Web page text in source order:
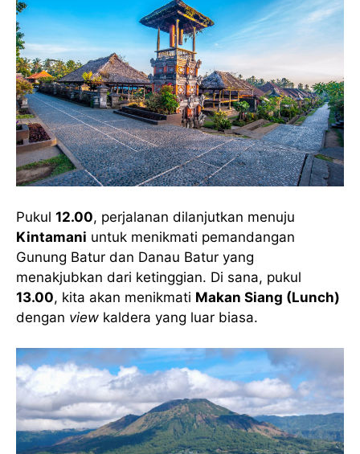
Pukul 12.00, perjalanan dilanjutkan menuju
Kintamani untuk menikmati pemandangan
Gunung Batur dan Danau Batur yang
menakjubkan dari ketinggian. Di sana, pukul
13.00, kita akan menikmati Makan Siang (Lunch)
dengan view kaldera yang luar biasa.